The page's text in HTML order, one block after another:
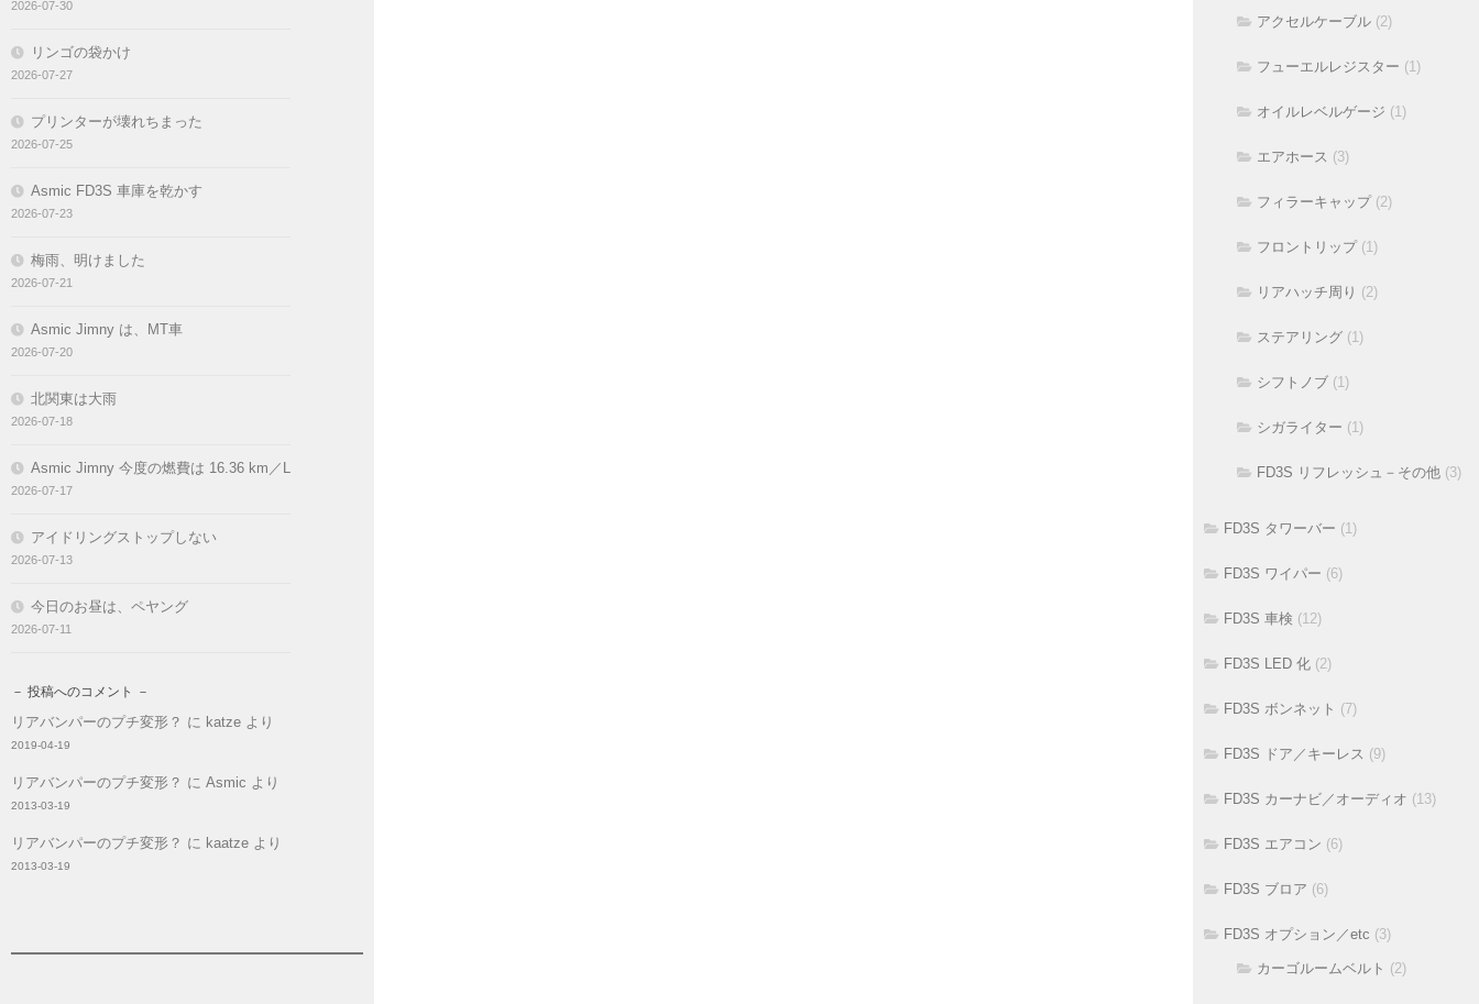
2026-07-30
リンゴの袋かけ
2026-07-27
プリンターが壊れちまった
2026-07-25
Asmic FD3S 車庫を乾かす
2026-07-23
梅雨、明けました
2026-07-21
Asmic Jimny は、MT車
2026-07-20
北関東は大雨
2026-07-18
Asmic Jimny 今度の燃費は 16.36 km／L
2026-07-17
アイドリングストップしない
2026-07-13
今日のお昼は、ペヤング
2026-07-11
－ 投稿へのコメント －
リアバンパーのプチ変形？ に katze より
2019-04-19
リアバンパーのプチ変形？ に Asmic より
2013-03-19
リアバンパーのプチ変形？ に kaatze より
2013-03-19
アクセルケーブル (2)
フューエルレジスター (1)
オイルレベルゲージ (1)
エアホース (3)
フィラーキャップ(2)
フロントリップ(1)
リアハッチ周り (2)
ステアリング (1)
シフトノブ (1)
シガライター (1)
FD3S リフレッシュ－その他 (3)
FD3S タワーバー (1)
FD3S ワイパー (6)
FD3S 車検 (12)
FD3S LED 化 (2)
FD3S ボンネット (7)
FD3S ドア／キーレス (9)
FD3S カーナビ／オーディオ (13)
FD3S エアコン (6)
FD3S ブロア (6)
FD3S オプション／etc (3)
カーゴルームベルト (2)